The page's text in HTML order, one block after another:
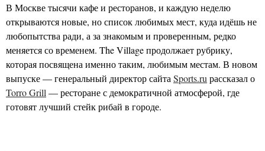
В Москве тысячи кафе и ресторанов, и каждую неделю
открываются новые, но список любимых мест, куда идёшь не
любопытства ради, а за знакомым и проверенным, редко
меняется со временем. The Village продолжает рубрику,
которая посвящена именно таким, любимым местам. В новом
выпуске — генеральный директор сайта Sports.ru рассказал о
Torro Grill — ресторане с демократичной атмосферой, где
готовят лучший стейк рибай в городе.